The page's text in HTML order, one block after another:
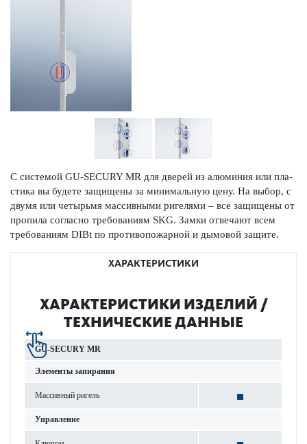
С сис­темой GU-SECURY MR для дверей из алюминия или пла­
стика вы будете защищены за минимальную цену. На выбор, с
двумя или чет­ырьмя масс­ивными риг­е­лями – все защищены от
пропила согласно требованиям SKG. Замки отве­чают всем
требованиям DIBt по против­опожарной и дымовой защите.
ХАРАКТЕРИСТИКИ
ХАР­АКТЕР­И­С­ТИКИ ИЗДЕЛИЙ /
ТЕХНИЧЕСКИЕ ДАННЫЕ
GU-SECURY MR
Элементы запирания
Масс­ивный ригель
Управ­ление